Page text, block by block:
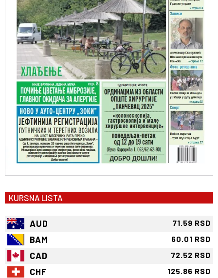
KURSNA LISTA
AUD 71.59 RSD
BAM 60.01 RSD
CAD 72.52 RSD
CHF 125.86 RSD